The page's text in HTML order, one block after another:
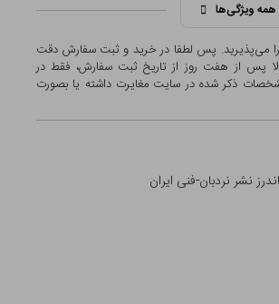
ویژگی‌ها
می‌پذیرید. پس لطفا در خرید و ثبت سفارش دقت
پس از هفت روز از تاریخ ثبت سفارش، فقط در
ذکر شده در سایت مغایرت داشته یا بصورت
نشر نردبان-فنی ایران